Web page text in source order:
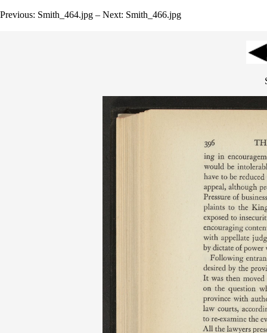
Previous: Smith_464.jpg – Next: Smith_466.jpg